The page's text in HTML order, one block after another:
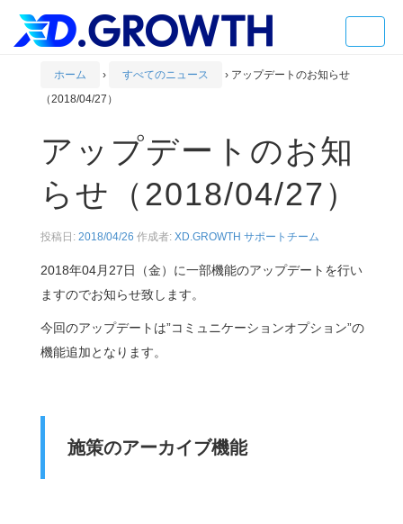
ホーム › すべてのニュース › アップデートのお知らせ
（2018/04/27）
アップデートのお知
らせ（2018/04/27）
投稿日: 2018/04/26 作成者: XD.GROWTH サポートチーム
2018年04月27日（金）に一部機能のアップデートを行い
ますのでお知らせ致します。
今回のアップデートは”コミュニケーションオプション”の
機能追加となります。
施策のアーカイブ機能